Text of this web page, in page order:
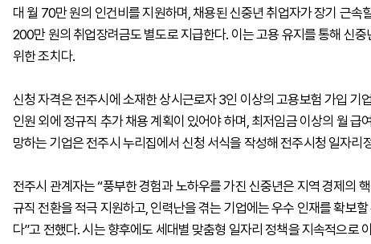
대 월 70만 원의 인건비를 지원하며, 채용된 신중년 취업자가 장기 근속
200만 원의 취업장려금도 별도로 지급한다. 이는 고용 유지를 통해 신
위한 조치다.
신청 자격은 전주시에 소재한 상시근로자 3인 이상의 고용보험 가입 기
인원 외에 정규직 추가 채용 계획이 있어야 하며, 최저임금 이상의 월 급
망하는 기업은 전주시 누리집에서 신청 서식을 작성해 전주시청 일자리
전주시 관계자는 “풍부한 경험과 노하우를 가진 신중년은 지역 경제의
규직 전환을 적극 지원하고, 인력난을 겪는 기업에는 우수 인재를 확보
다”고 전했다. 시는 향후에도 세대별 맞춤형 일자리 정책을 지속적으로